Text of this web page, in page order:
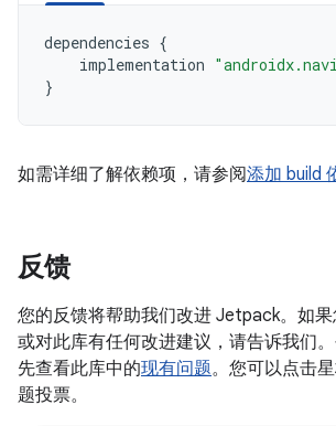
dependencies {
implementation
}
如需详细了解依赖项，请参阅添加 build
反馈
您的反馈将帮助我们改进 Jetpack。如果
或对此库有任何改进建议，请告诉我们
先查看此库中的现有问题。您可以点击
题投票。